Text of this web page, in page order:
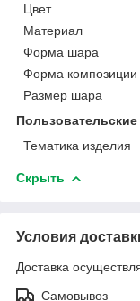
Цвет
Материал
Форма шара
Форма композиции
Размер шара
Пользовательские
Тематика изделия
Скрыть
Условия
Доставка
Самовывоз